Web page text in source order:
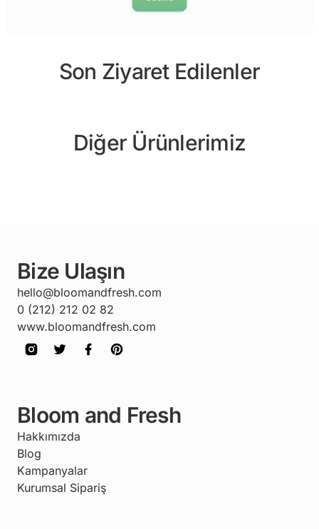
Son Ziyaret Edilenler
Diğer Ürünlerimiz
Bize Ulaşın
hello@bloomandfresh.com
0 (212) 212 02 82
www.bloomandfresh.com
Bloom and Fresh
Hakkımızda
Blog
Kampanyalar
Kurumsal Sipariş